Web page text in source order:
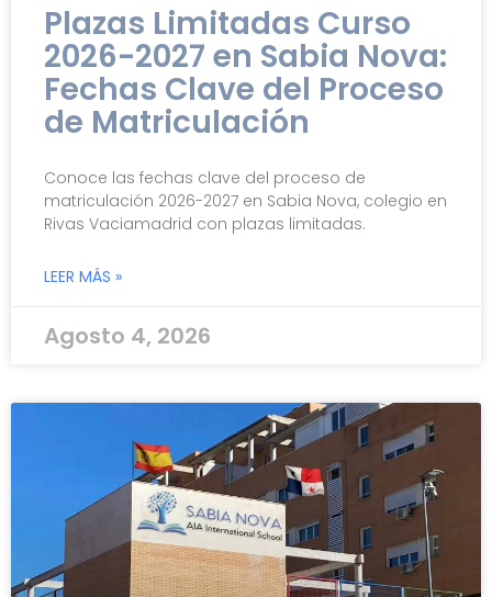
Plazas Limitadas Curso
2026-2027 en Sabia Nova:
Fechas Clave del Proceso
de Matriculación
Conoce las fechas clave del proceso de
matriculación 2026-2027 en Sabia Nova, colegio en
Rivas Vaciamadrid con plazas limitadas.
LEER MÁS »
Agosto 4, 2026